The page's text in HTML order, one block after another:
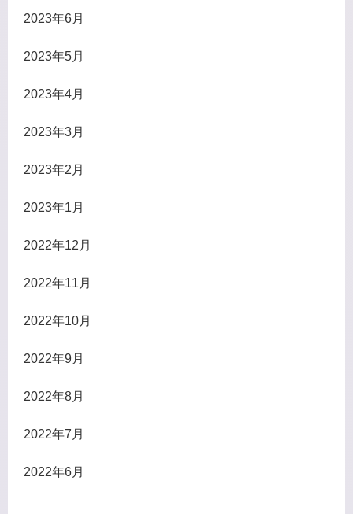
2023年6月
2023年5月
2023年4月
2023年3月
2023年2月
2023年1月
2022年12月
2022年11月
2022年10月
2022年9月
2022年8月
2022年7月
2022年6月